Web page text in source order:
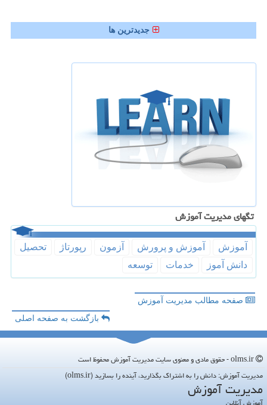
جدیدترین ها
تگهای مدیریت آموزش
آموزش آموزش و پرورش آزمون رپورتاژ
تحصیل
دانش آموز
خدمات توسعه
صفحه مطالب مدیریت آموزش
بازگشت به صفحه اصلی
مدیریت آموزش: دانش را به اشتراک بگذارید، آینده را بسازید (olms.ir)
مدیریت آموزش